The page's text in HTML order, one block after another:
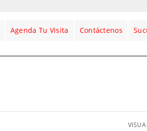
Agenda Tu Visita Contáctenos